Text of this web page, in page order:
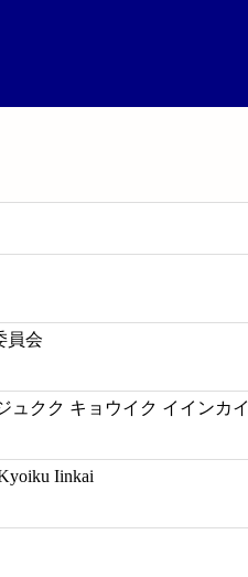
員会
ュクク キョウイク イインカイ
Iinkai